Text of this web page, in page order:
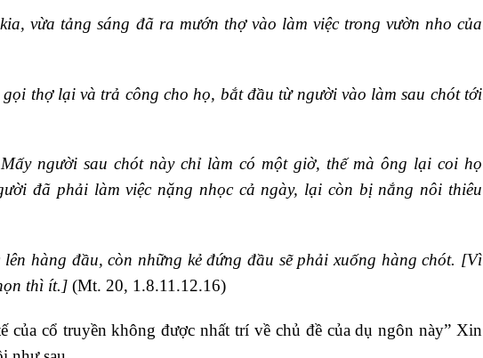
vừa tảng sáng đã ra mướn thợ vào làm việc trong vườn nho của
thợ lại và trả công cho họ, bắt đầu từ người vào làm sau chót tới
người sau chót này chỉ làm có một giờ, thế mà ông lại coi họ
đã phải làm việc nặng nhọc cả ngày, lại còn bị nắng nôi thiêu
hàng đầu, còn những kẻ đứng đầu sẽ phải xuống hàng chót. [Vì
thì ít.] (Mt. 20, 1.8.11.12.16)
của cổ truyền không được nhất trí về chủ đề của dụ ngôn này” Xin